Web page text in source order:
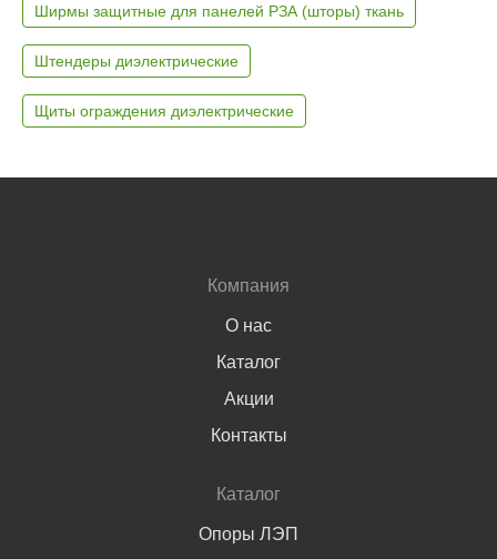
Ширмы защитные для панелей РЗА (шторы) ткань
Штендеры диэлектрические
Щиты ограждения диэлектрические
Компания
О нас
Каталог
Акции
Контакты
Каталог
Опоры ЛЭП